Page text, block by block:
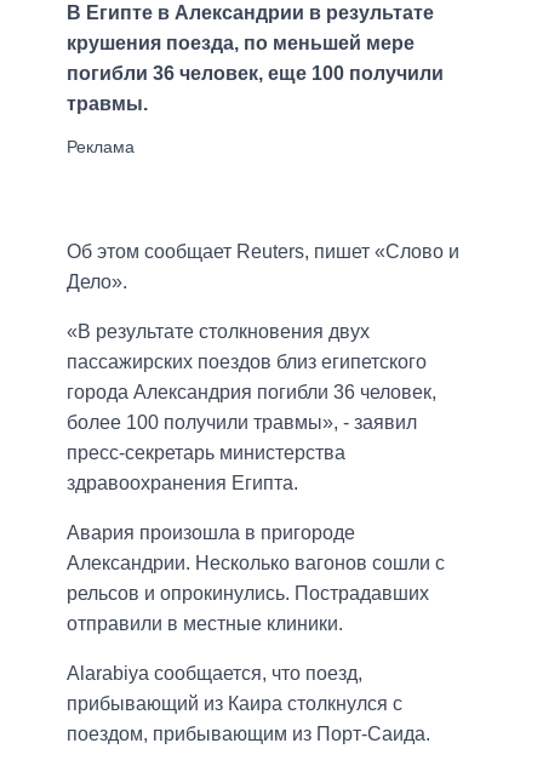
В Египте в Александрии в результате
крушения поезда, по меньшей мере
погибли 36 человек, еще 100 получили
травмы.
Об этом сообщает Reuters, пишет «Слово и
Дело».
«В результате столкновения двух
пассажирских поездов близ египетского
города Александрия погибли 36 человек,
более 100 получили травмы», - заявил
пресс-секретарь министерства
здравоохранения Египта.
Авария произошла в пригороде
Александрии. Несколько вагонов сошли с
рельсов и опрокинулись. Пострадавших
отправили в местные клиники.
Аlarabiya сообщается, что поезд,
прибывающий из Каира столкнулся с
поездом, прибывающим из Порт-Саида.